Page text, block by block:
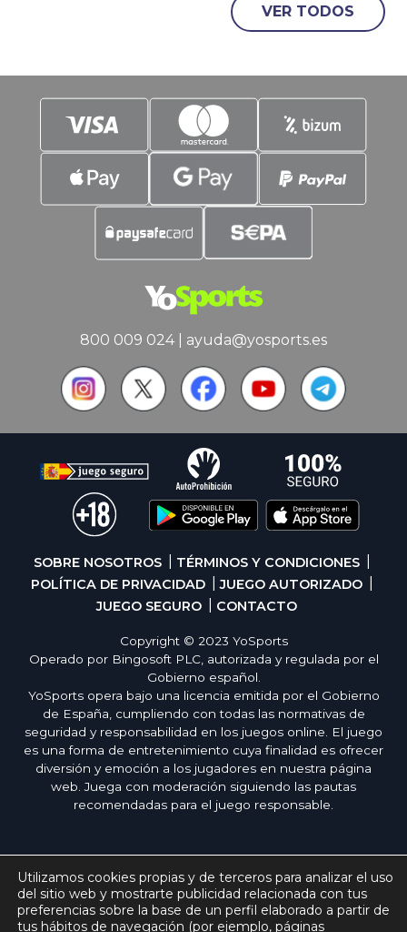
Argentina este domingo. La Campeona
de Europa, contra la Campeona de
pero que se jugará.
VER TODOS
800 009 024| ayuda@yosports.es
SOBRE NOSOTROS
TÉRMINOS Y CONDICIONES
POLÍTICA DE PRIVACIDAD
JUEGO AUTORIZADO
JUEGO SEGURO
CONTACTO
Copyright © 2023 YoSports
Operado por Bingosoft PLC, autorizada y regulada por el
Gobierno español.
YoSports opera bajo una licencia emitida por el Gobierno
de España, cumpliendo con todas las normativas de
seguridad y responsabilidad en los juegos online. El juego
es una forma de entretenimiento cuya finalidad es ofrecer
diversión y emoción a los jugadores en nuestra página
web. Juega con moderación siguiendo las pautas
recomendadas para el juego responsable.
Utilizamos cookies propias y de terceros para analizar el uso
del sitio web y mostrarte publicidad relacionada con tus
preferencias sobre la base de un perfil elaborado a partir de
tus hábitos de navegación (por ejemplo, páginas